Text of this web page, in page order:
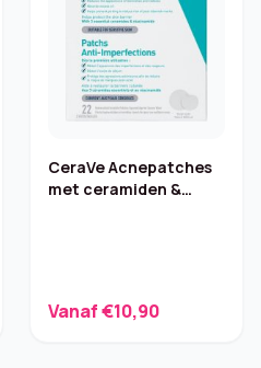
CeraVe Acnepatches
met ceramiden &
Vanaf €10,90